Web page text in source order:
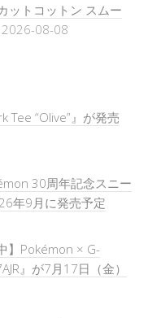
ットコットン スムー
2026-08-08
Tee “Olive”』が発売
30周年記念スニー
年9月に発売予定
】Pokémon × G-
』が7月17日（金）